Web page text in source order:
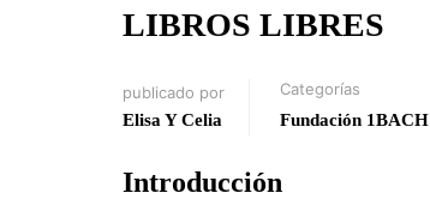
LIBROS LIBRES
publicado por
Elisa Y Celia
Categorías
Fundación 1BACH
Introducción